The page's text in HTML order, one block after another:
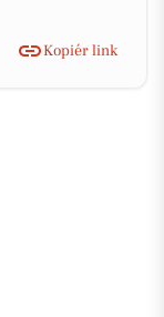
Kopiér link